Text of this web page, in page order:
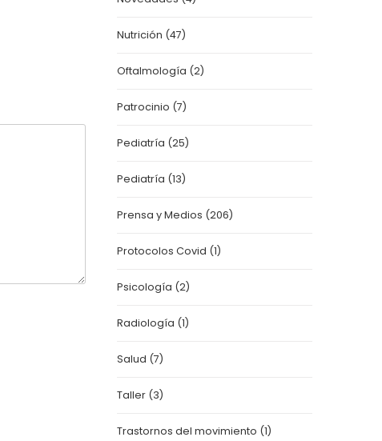
Nutrición (47)
Oftalmología (2)
Patrocinio (7)
Pediatría (25)
Pediatría (13)
Prensa y Medios (206)
Protocolos Covid (1)
Psicología (2)
Radiología (1)
Salud (7)
Taller(3)
Trastornos del movimiento (1)